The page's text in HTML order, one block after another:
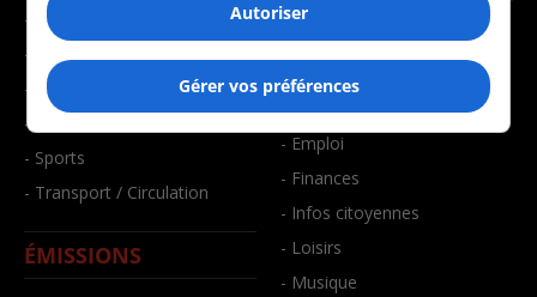
- Éducation
- Environnement
- Faits divers
- Santé et bien-être
- Sports
- Transport / Circulation
ÉMISSIONS
- Affaires
- Art de vivre
- Bien-être
- Emploi
- Finances
- Infos citoyennes
- Loisirs
- Musique
Autoriser
Gérer vos préférences